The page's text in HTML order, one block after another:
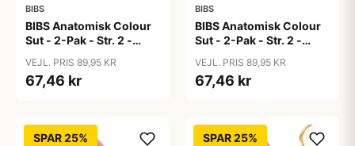
BIBS
BIBS Anatomisk Colour
Sut - 2-Pak - Str. 2 -
Blue/Petrol
VEJL. PRIS 89,95 KR
67,46 kr
BIBS
BIBS Anatomisk Colour
Sut - 2-Pak - Str. 2 -
Blush/Woodchuck
VEJL. PRIS 89,95 KR
67,46 kr
SPAR 25% SPAR 25%